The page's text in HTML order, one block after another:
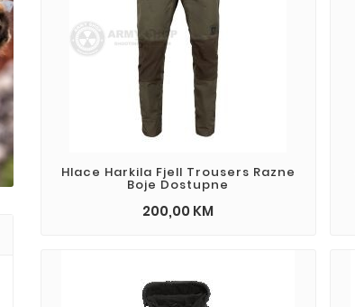
Hlace Harkila Fjell Trousers Razne
Boje Dostupne
200,00 KM